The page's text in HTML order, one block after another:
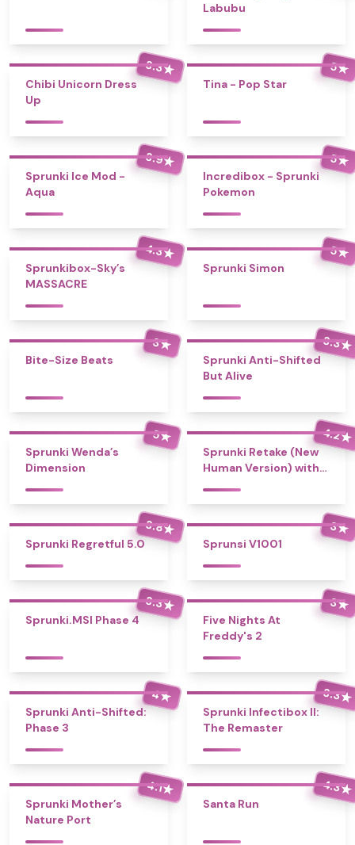
Labubu
3.3★
Chibi Unicorn Dress
Up
5★
Tina - Pop Star
3.9★
Sprunki Ice Mod -
Aqua
5★
Incredibox - Sprunki
Pokemon
4.3★
Sprunkibox-Sky’s
MASSACRE
5★
Sprunki Simon
3★
Bite-Size Beats
3.3★
Sprunki Anti-Shifted
But Alive
5★
Sprunki Wenda’s
Dimension
4.2★
Sprunki Retake (New
Human Version) with
3.8★
Sprunki Regretful 5.0
3★
Sprunsi V1001
3.3★
Sprunki.MSI Phase 4
3★
Five Nights At
Freddy's 2
4★
Sprunki Anti-Shifted:
Phase 3
3.3★
Sprunki Infectibox II:
The Remaster
4.1★
Sprunki Mother’s
Nature Port
4.3★
Santa Run